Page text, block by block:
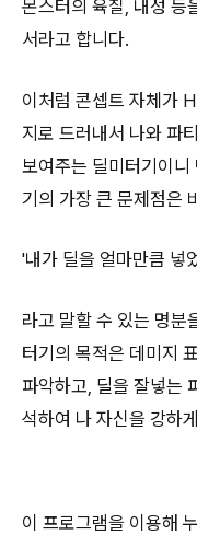
몬스터의 육질, 내성 등
서라고 합니다.
이처럼 콘셉트 자체가
지로 드러내서 나와 파
보여주는 딜미터기이니
기의 가장 큰 문제점은
'내가 딜을 얼마만큼 넣
라고 말할 수 있는 명분
터기의 목적은 데미지
파악하고, 딜을 잘넣는
석하여 나 자신을 강하
이 프로그램을 이용해